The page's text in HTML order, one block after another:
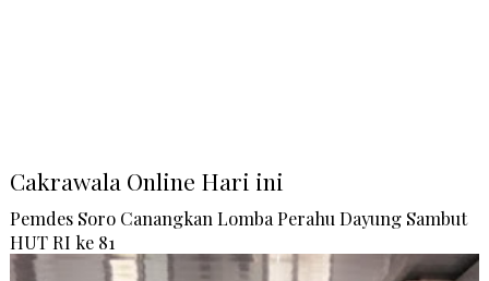
Cakrawala Online Hari ini
Pemdes Soro Canangkan Lomba Perahu Dayung Sambut
HUT RI ke 81